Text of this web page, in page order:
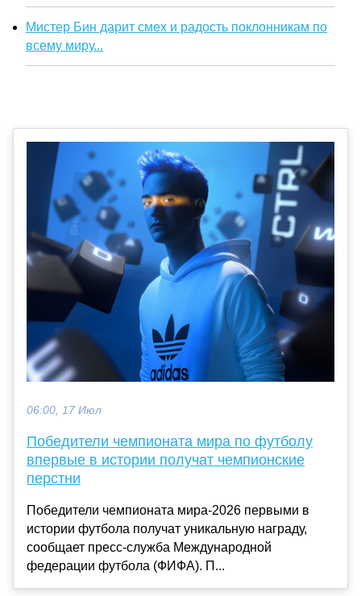
Мистер Бин дарит смех и радость поклонникам по
всему миру...
06:00, 17 Июл
Победители чемпионата мира по футболу
впервые в истории получат чемпионские
перстни
Победители чемпионата мира‑2026 первыми в
истории футбола получат уникальную награду,
сообщает пресс‑служба Международной
федерации футбола (ФИФА). П...